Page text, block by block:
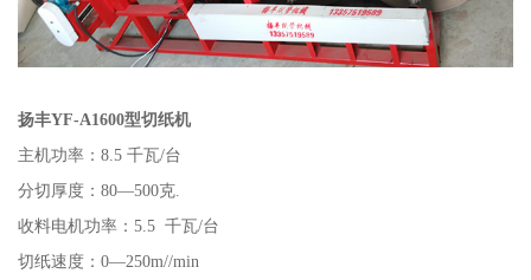
扬丰YF-A1600型切纸机
主机功率：8.5 千瓦/台
分切厚度：80—500克.
收料电机功率：5.5 千瓦/台
切纸速度：0—250m//min